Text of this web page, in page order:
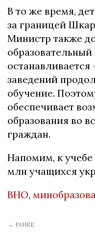
В то же время,
за границей
Министр также
заведений
обучение.
обеспечивает
образования во
граждан.
Напомим, к учебе
млн учащихся
ВНО,
← РАНЕЕ